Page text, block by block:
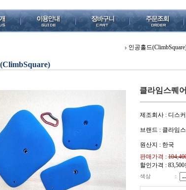
인공홀드
클라임스퀘
제조회사 : 디스커
브랜드 : 클라임
원산지 : 한국
판매가격 :
할인가격 : 83,500
색상 :